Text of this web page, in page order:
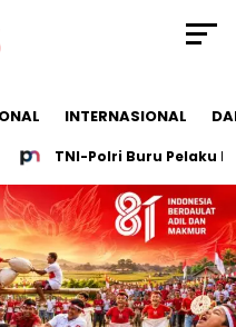
INTERNASIONAL
TNI-Polri Buru Pelaku